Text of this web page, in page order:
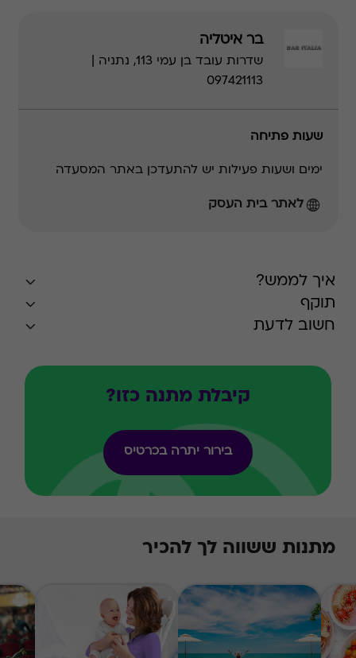
בר איטליה
שדרות עובד בן עמי 113, נתניה |
097421113
שעות פתיחה
ימים ושעות פעילות יש להתעדכן באתר המסעדה
לאתר בית העסק
איך לממש?
תוקף
חשוב לדעת
קיבלת מתנה כזו?
בירור יתרה בכרטיס
מתנות ששווה לך להכיר